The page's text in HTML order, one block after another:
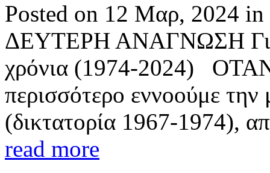
Posted on 12 Μαρ, 2024 in
ΔΕΥΤΕΡΗ ΑΝΑΓΝΩΣΗ Για
χρόνια (1974-2024) ΟΤΑΝ
περισσότερο εννοούμε την
(δικτατορία 1967-1974),
read more